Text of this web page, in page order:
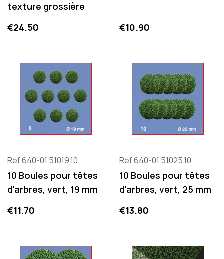
texture grossière
Price
€24.50 Price
€10.90
Réf.640-01.51019.10
10 Boules pour têtes
d'arbres, vert, 19 mm
Price
€11.70
Réf.640-01.51025.10
10 Boules pour têtes
d'arbres, vert, 25 mm
Price
€13.80